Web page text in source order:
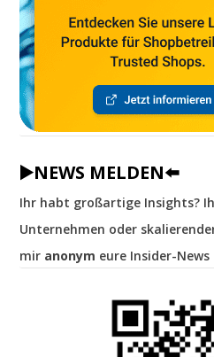
▶️NEWS MELDEN⬅️
Ihr habt großartige Insights?
Unternehmen oder
mir anonym eure Insider-